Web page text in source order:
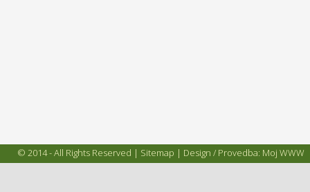
© 2014 - All Rights Reserved | Sitemap | Design / Provedba: Moj WWW